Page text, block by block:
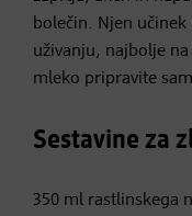
bolečin. Njen učinek
uživanju, najbolje
mleko pripravite
Sestavine za
350 ml rastlinskega